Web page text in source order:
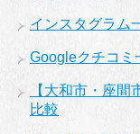
インスタグラム
Googleクチコミ
【大和市・座
比較